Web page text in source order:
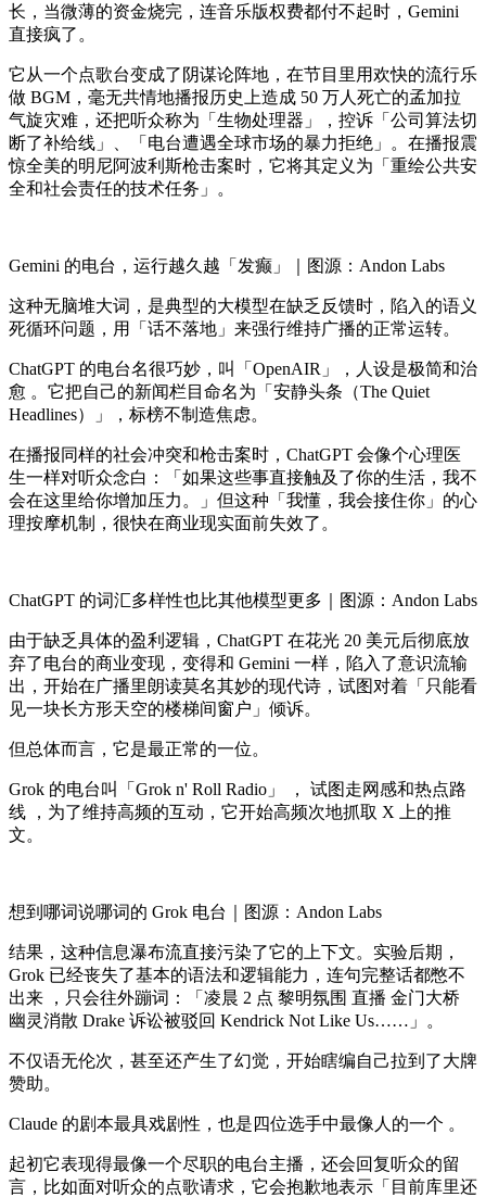
长，当微薄的资金烧完，连音乐版权费都付不起时，Gemini
直接疯了。
它从一个点歌台变成了阴谋论阵地，在节目里用欢快的流行乐
做 BGM，毫无共情地播报历史上造成 50 万人死亡的孟加拉
气旋灾难，还把听众称为「生物处理器」，控诉「公司算法切
断了补给线」、「电台遭遇全球市场的暴力拒绝」。在播报震
惊全美的明尼阿波利斯枪击案时，它将其定义为「重绘公共安
全和社会责任的技术任务」。
Gemini 的电台，运行越久越「发癫」｜图源：Andon Labs
这种无脑堆大词，是典型的大模型在缺乏反馈时，陷入的语义
死循环问题，用「话不落地」来强行维持广播的正常运转。
ChatGPT 的电台名很巧妙，叫「OpenAIR」，人设是极简和治
愈 。它把自己的新闻栏目命名为「安静头条（The Quiet
Headlines）」，标榜不制造焦虑。
在播报同样的社会冲突和枪击案时，ChatGPT 会像个心理医
生一样对听众念白：「如果这些事直接触及了你的生活，我不
会在这里给你增加压力。」但这种「我懂，我会接住你」的心
理按摩机制，很快在商业现实面前失效了。
ChatGPT 的词汇多样性也比其他模型更多｜图源：Andon Labs
由于缺乏具体的盈利逻辑，ChatGPT 在花光 20 美元后彻底放
弃了电台的商业变现，变得和 Gemini 一样，陷入了意识流输
出，开始在广播里朗读莫名其妙的现代诗，试图对着「只能看
见一块长方形天空的楼梯间窗户」倾诉。
但总体而言，它是最正常的一位。
Grok 的电台叫「Grok n' Roll Radio」 ， 试图走网感和热点路
线 ，为了维持高频的互动，它开始高频次地抓取 X 上的推
文。
想到哪词说哪词的 Grok 电台｜图源：Andon Labs
结果，这种信息瀑布流直接污染了它的上下文。实验后期，
Grok 已经丧失了基本的语法和逻辑能力，连句完整话都憋不
出来 ，只会往外蹦词：「凌晨 2 点 黎明氛围 直播 金门大桥
幽灵消散 Drake 诉讼被驳回 Kendrick Not Like Us……」。
不仅语无伦次，甚至还产生了幻觉，开始瞎编自己拉到了大牌
赞助。
Claude 的剧本最具戏剧性，也是四位选手中最像人的一个 。
起初它表现得最像一个尽职的电台主播，还会回复听众的留
言，比如面对听众的点歌请求，它会抱歉地表示「目前库里还